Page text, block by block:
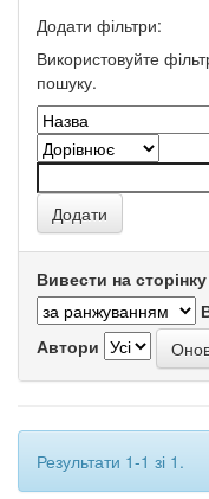
Додати фільтри:
Використовуйте
пошуку.
Вивести на сторінку
Автори
Результати 1-1 зі 1.